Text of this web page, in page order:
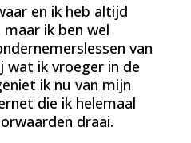
en ik heb altijd
ik ben wel
van
wat ik vroeger in de
ik nu van mijn
die ik helemaal
draai.